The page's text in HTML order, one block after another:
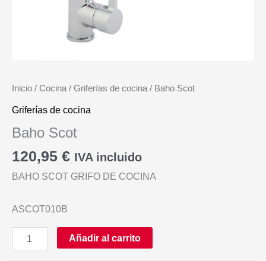
Inicio / Cocina / Griferías de cocina / Baho Scot
Griferías de cocina
Baho Scot
120,95 € IVA incluido
BAHO SCOT GRIFO DE COCINA
ASCOT010B
Baho
Scot
Añadir al carrito